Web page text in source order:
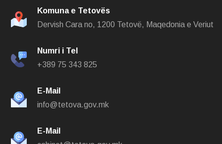
Komuna e Tetovës
Dervish Cara no, 1200 Tetovë, Maqedonia e Veriut
Numri i Tel
+389 75 343 825
E-Mail
info@tetova.gov.mk
E-Mail